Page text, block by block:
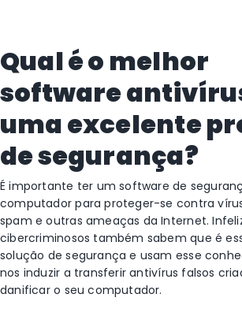
Qual é o melhor
software
uma excelente
de segurança?
É importante ter um software de
computador para proteger-se contra
spam e outras ameaças da Internet.
cibercriminosos também sabem que é
solução de segurança e usam esse
nos induzir a transferir antivírus falsos
danificar o seu computador.